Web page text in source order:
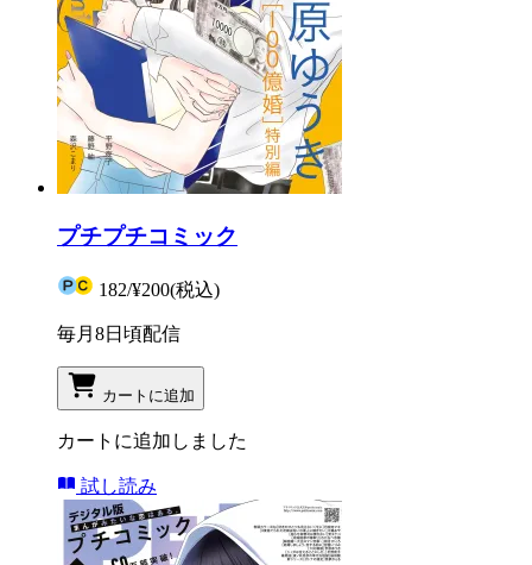
プチプチコミック
182/¥200(税込)
毎月8日頃配信
カートに追加
カートに追加しました
試し読み